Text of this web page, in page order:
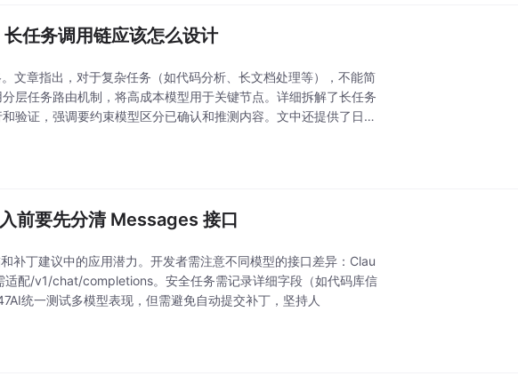
任务调用链应该怎么设计
文章指出，对于复杂任务（如代码分析、长文档处理等），不能简
层任务路由机制，将高成本模型用于关键节点。详细拆解了长任务
验证，强调要约束模型区分已确认和推测内容。文中还提供了日志
前要先分清 Messages 接口
丁建议中的应用潜力。开发者需注意不同模型的接口差异：Clau
配/v1/chat/completions。安全任务需记录详细字段（如代码库信
统一测试多模型表现，但需避免自动提交补丁，坚持人